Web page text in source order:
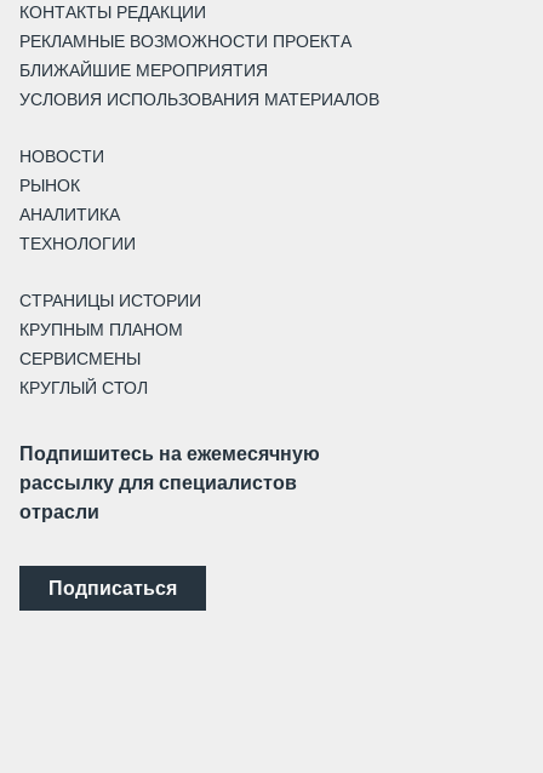
КОНТАКТЫ РЕДАКЦИИ
РЕКЛАМНЫЕ ВОЗМОЖНОСТИ ПРОЕКТА
БЛИЖАЙШИЕ МЕРОПРИЯТИЯ
УСЛОВИЯ ИСПОЛЬЗОВАНИЯ МАТЕРИАЛОВ
НОВОСТИ
РЫНОК
АНАЛИТИКА
ТЕХНОЛОГИИ
СТРАНИЦЫ ИСТОРИИ
КРУПНЫМ ПЛАНОМ
СЕРВИСМЕНЫ
КРУГЛЫЙ СТОЛ
Подпишитесь на ежемесячную
рассылку для специалистов
отрасли
Подписаться